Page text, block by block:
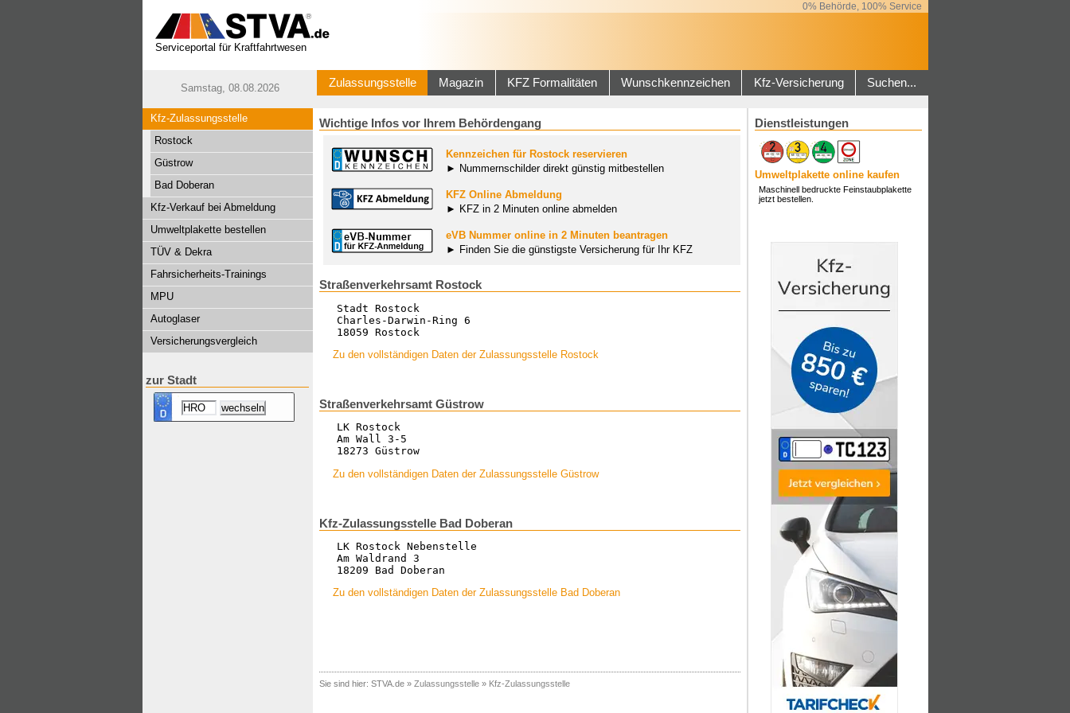
0% Behörde, 100% Service
Serviceportal für Kraftfahrtwesen
Samstag, 08.08.2026 Zulassungsstelle Magazin KFZ Formalitäten Wunschkennzeichen Kfz-Versicherung Suchen...
Kfz-Zulassungsstelle
Rostock
Güstrow
Bad Doberan
Kfz-Verkauf bei Abmeldung
Umweltplakette bestellen
TÜV & Dekra
Fahrsicherheits-Trainings
MPU
Autoglaser
Versicherungsvergleich
zur Stadt
Wichtige Infos vor Ihrem Behördengang
Kennzeichen für Rostock reservieren
► Nummernschilder direkt günstig mitbestellen
KFZ Online Abmeldung
► KFZ in 2 Minuten online abmelden
eVB Nummer online in 2 Minuten beantragen
► Finden Sie die günstigste Versicherung für Ihr KFZ
Straßenverkehrsamt Rostock
Stadt Rostock
Charles-Darwin-Ring 6
18059 Rostock
Zu den vollständigen Daten der Zulassungsstelle Rostock
Straßenverkehrsamt Güstrow
LK Rostock
Am Wall 3-5
18273 Güstrow
Zu den vollständigen Daten der Zulassungsstelle Güstrow
Kfz-Zulassungsstelle Bad Doberan
LK Rostock Nebenstelle
Am Waldrand 3
18209 Bad Doberan
Zu den vollständigen Daten der Zulassungsstelle Bad Doberan
Sie sind hier: STVA.de» Zulassungsstelle» Kfz-Zulassungsstelle
Dienstleistungen
Umweltplakette online kaufen
Maschinell bedruckte Feinstaubplakette
jetzt bestellen.